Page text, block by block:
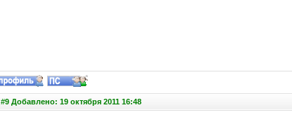
#9 Добавлено: 19 октября 2011 16:48